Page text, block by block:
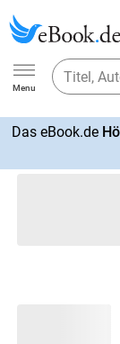
Ebook.de
Menu
Das eBook.de